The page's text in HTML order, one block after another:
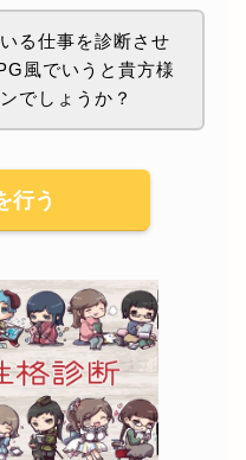
る仕事を診断させ
風でいうと貴方様
でしょうか？
行う